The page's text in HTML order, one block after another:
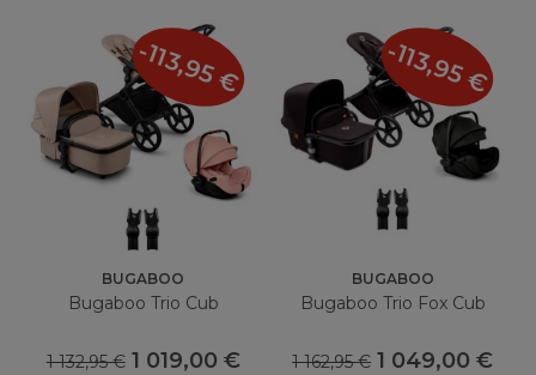
BUGABOO
Bugaboo Trio Cub
1 132,95 € 1 019,00 €
-113,95 €
BUGABOO
Bugaboo Trio Fox Cub
1 162,95 € 1 049,00 €
-113,95 €